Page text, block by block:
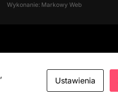
Wykonanie: Markowy Web
Ustawienia